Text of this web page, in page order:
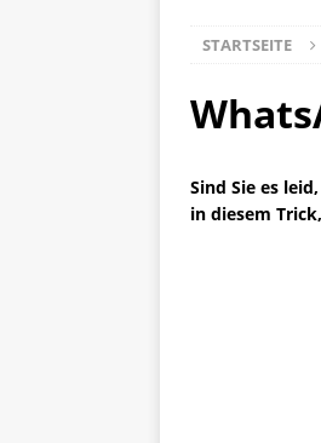
STARTSEITE
Sind Sie es
in diesem